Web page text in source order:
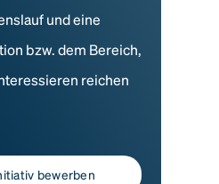
und eine
bzw. dem Bereich,
reichen
bewerben